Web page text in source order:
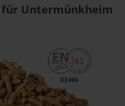
für Untermünkheim
DE400